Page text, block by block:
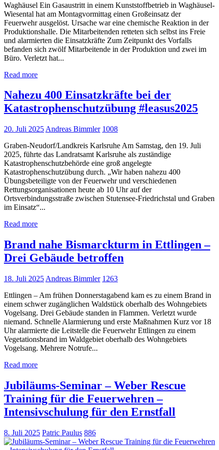
Waghäusel Ein Gasaustritt in einem Kunststoffbetrieb in Waghäusel-
Wiesental hat am Montagvormittag einen Großeinsatz der
Feuerwehr ausgelöst. Ursache war eine chemische Reaktion in der
Produktionshalle. Die Mitarbeitenden retteten sich selbst ins Freie
und alarmierten die Einsatzkräfte Zum Zeitpunkt des Vorfalls
befanden sich zwölf Mitarbeitende in der Produktion und zwei im
Büro. Verletzt hat...
Read more
Nahezu 400 Einsatzkräfte bei der
Katastrophenschutzübung #leasus2025
20. Juli 2025 Andreas Bimmler 1008
Graben-Neudorf/Landkreis Karlsruhe Am Samstag, den 19. Juli
2025, führte das Landratsamt Karlsruhe als zuständige
Katastrophenschutzbehörde eine groß angelegte
Katastrophenschutzübung durch. „Wir haben nahezu 400
Übungsbeteiligte von der Feuerwehr und verschiedenen
Rettungsorganisationen heute ab 10 Uhr auf der
Ortsverbindungsstraße zwischen Stutensee-Friedrichstal und Graben
im Einsatz“...
Read more
Brand nahe Bismarckturm in Ettlingen –
Drei Gebäude betroffen
18. Juli 2025 Andreas Bimmler 1263
Ettlingen – Am frühen Donnerstagabend kam es zu einem Brand in
einem schwer zugänglichen Waldstück oberhalb des Wohngebiets
Vogelsang. Drei Gebäude standen in Flammen. Verletzt wurde
niemand. Schnelle Alarmierung und erste Maßnahmen Kurz vor 18
Uhr alarmierte die Leitstelle die Feuerwehr Ettlingen zu einem
Vegetationsbrand im Waldgebiet oberhalb des Wohngebiets
Vogelsang. Mehrere Notrufe...
Read more
Jubiläums-Seminar – Weber Rescue
Training für die Feuerwehren –
Intensivschulung für den Ernstfall
8. Juli 2025 Patric Paulus 886